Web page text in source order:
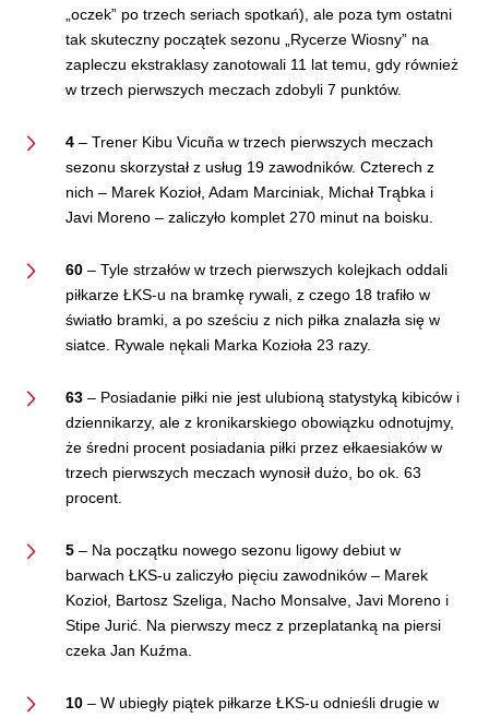
„oczek” po trzech seriach spotkań), ale poza tym ostatni
tak skuteczny początek sezonu „Rycerze Wiosny” na
zapleczu ekstraklasy zanotowali 11 lat temu, gdy również
w trzech pierwszych meczach zdobyli 7 punktów.
4 – Trener Kibu Vicuña w trzech pierwszych meczach
sezonu skorzystał z usług 19 zawodników. Czterech z
nich – Marek Kozioł, Adam Marciniak, Michał Trąbka i
Javi Moreno – zaliczyło komplet 270 minut na boisku.
60 – Tyle strzałów w trzech pierwszych kolejkach oddali
piłkarze ŁKS-u na bramkę rywali, z czego 18 trafiło w
światło bramki, a po sześciu z nich piłka znalazła się w
siatce. Rywale nękali Marka Kozioła 23 razy.
63 – Posiadanie piłki nie jest ulubioną statystyką kibiców i
dziennikarzy, ale z kronikarskiego obowiązku odnotujmy,
że średni procent posiadania piłki przez ełkaesiaków w
trzech pierwszych meczach wynosił dużo, bo ok. 63
procent.
5 – Na początku nowego sezonu ligowy debiut w
barwach ŁKS-u zaliczyło pięciu zawodników – Marek
Kozioł, Bartosz Szeliga, Nacho Monsalve, Javi Moreno i
Stipe Jurić. Na pierwszy mecz z przeplatanką na piersi
czeka Jan Kuźma.
10 – W ubiegły piątek piłkarze ŁKS-u odnieśli drugie w